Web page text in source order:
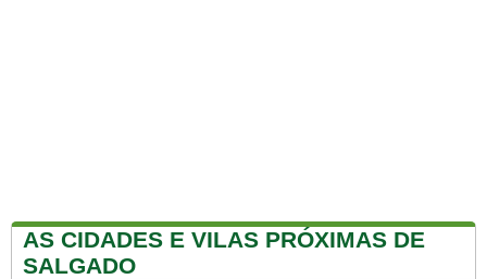
AS CIDADES E VILAS PRÓXIMAS DE
SALGADO